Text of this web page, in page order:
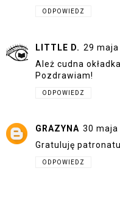
ODPOWIEDZ
LITTLE D. 29 maja
Ależ cudna
Pozdrawiam!
ODPOWIEDZ
GRAZYNA 30 maja
Gratuluję
ODPOWIEDZ